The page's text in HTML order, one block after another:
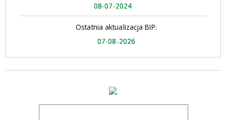
08-07-2024
Ostatnia aktualizacja BIP:
07-08-2026